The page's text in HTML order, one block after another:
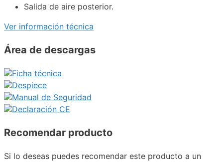
Salida de aire posterior.
Ver información técnica
Área de descargas
Ficha técnica
Despiece
Manual de Seguridad
Declaración CE
Recomendar producto
Si lo deseas puedes recomendar este producto a un